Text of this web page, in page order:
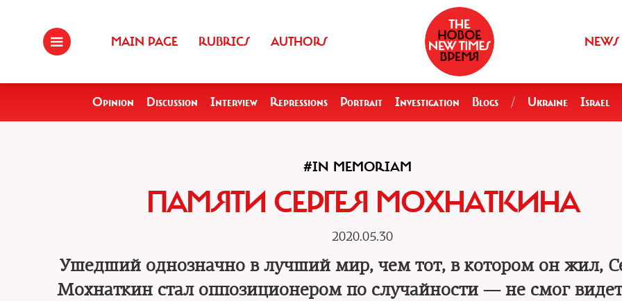
MAIN PAGE RUBRICS AUTHORS NEWS
Opinion Discussion Interview Repressions Portrait Investigation Blogs / Ukraine Israel
#IN MEMORIAM
ПАМЯТИ СЕРГЕЯ МОХНАТКИНА
2020.05.30
Ушедший однозначно в лучший мир, чем тот, в котором он жил,
Мохнаткин стал оппозиционером по случайности — не смог